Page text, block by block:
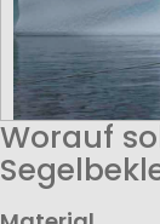
Worauf